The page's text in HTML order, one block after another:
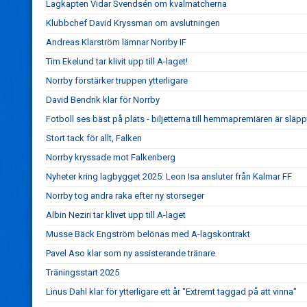
Lagkapten Vidar Svendsén om kvalmatcherna
Klubbchef David Kryssman om avslutningen
Andreas Klarström lämnar Norrby IF
Tim Ekelund tar klivit upp till A-laget!
Norrby förstärker truppen ytterligare
David Bendrik klar för Norrby
Fotboll ses bäst på plats - biljetterna till hemmapremiären är
Stort tack för allt, Falken
Norrby kryssade mot Falkenberg
Nyheter kring lagbygget 2025: Leon Isa ansluter från Kalmar FF
Norrby tog andra raka efter ny storseger
Albin Neziri tar klivet upp till A-laget
Musse Bäck Engström belönas med A-lagskontrakt
Pavel Aso klar som ny assisterande tränare
Träningsstart 2025
Linus Dahl klar för ytterligare ett år "Extremt taggad på att vinna"